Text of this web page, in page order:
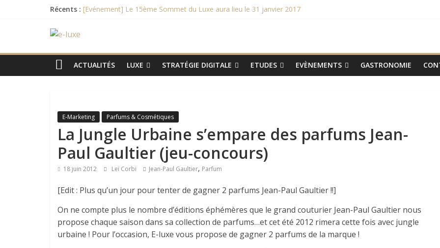
Récents : [Evénement] Le 15ème Sommet du Luxe aura lieu le 31 janvier 2017
Et le Bocuse d’Or 2017 est remporté par …
e-
luxe
du
luxe
ACTUALITÉS LUXE STRATÉGIE DIGITALE ETUDES EVÈNEMENTS GASTRONOMIE
E-Marketing Parfums & Cosmétiques
La Jungle Urbaine s’empare des parfums Jean-
Paul Gaultier (jeu-concours)
18 juin 2012 Leï Corbi Jean-Paul Gaultier, Parfum
[Edit : Plus qu’un jour pour tenter de gagner 2 parfums Jean-Paul Gaultier !!]
On ne compte plus le nombre d’éditions éphémères que le grand couturier Jean-Paul Gaultier nous
propose chaque saison dans sa collection de parfums…et cet été 2012 rimera cette fois avec jungle
urbaine ! Pour l’occasion, E-luxe vous propose de gagner 2 parfums de la marque !